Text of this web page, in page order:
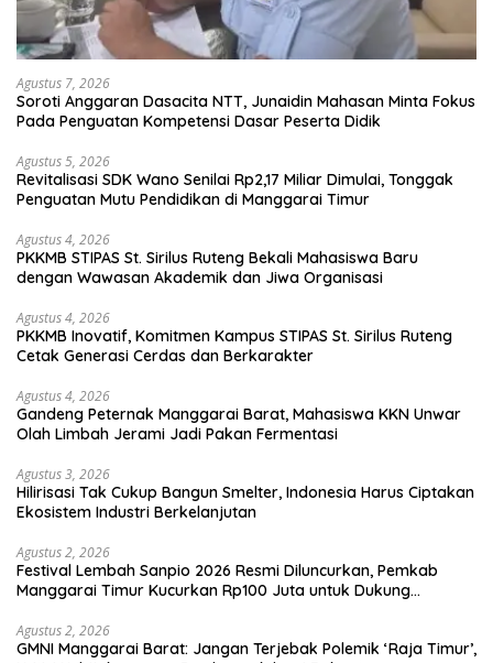
Agustus 7, 2026
Soroti Anggaran Dasacita NTT, Junaidin Mahasan Minta Fokus
Pada Penguatan Kompetensi Dasar Peserta Didik
Agustus 5, 2026
Revitalisasi SDK Wano Senilai Rp2,17 Miliar Dimulai, Tonggak
Penguatan Mutu Pendidikan di Manggarai Timur
Agustus 4, 2026
PKKMB STIPAS St. Sirilus Ruteng Bekali Mahasiswa Baru
dengan Wawasan Akademik dan Jiwa Organisasi
Agustus 4, 2026
PKKMB Inovatif, Komitmen Kampus STIPAS St. Sirilus Ruteng
Cetak Generasi Cerdas dan Berkarakter
Agustus 4, 2026
Gandeng Peternak Manggarai Barat, Mahasiswa KKN Unwar
Olah Limbah Jerami Jadi Pakan Fermentasi
Agustus 3, 2026
Hilirisasi Tak Cukup Bangun Smelter, Indonesia Harus Ciptakan
Ekosistem Industri Berkelanjutan
Agustus 2, 2026
Festival Lembah Sanpio 2026 Resmi Diluncurkan, Pemkab
Manggarai Timur Kucurkan Rp100 Juta untuk Dukung
Agustus 2, 2026
GMNI Manggarai Barat: Jangan Terjebak Polemik ‘Raja Timur’,